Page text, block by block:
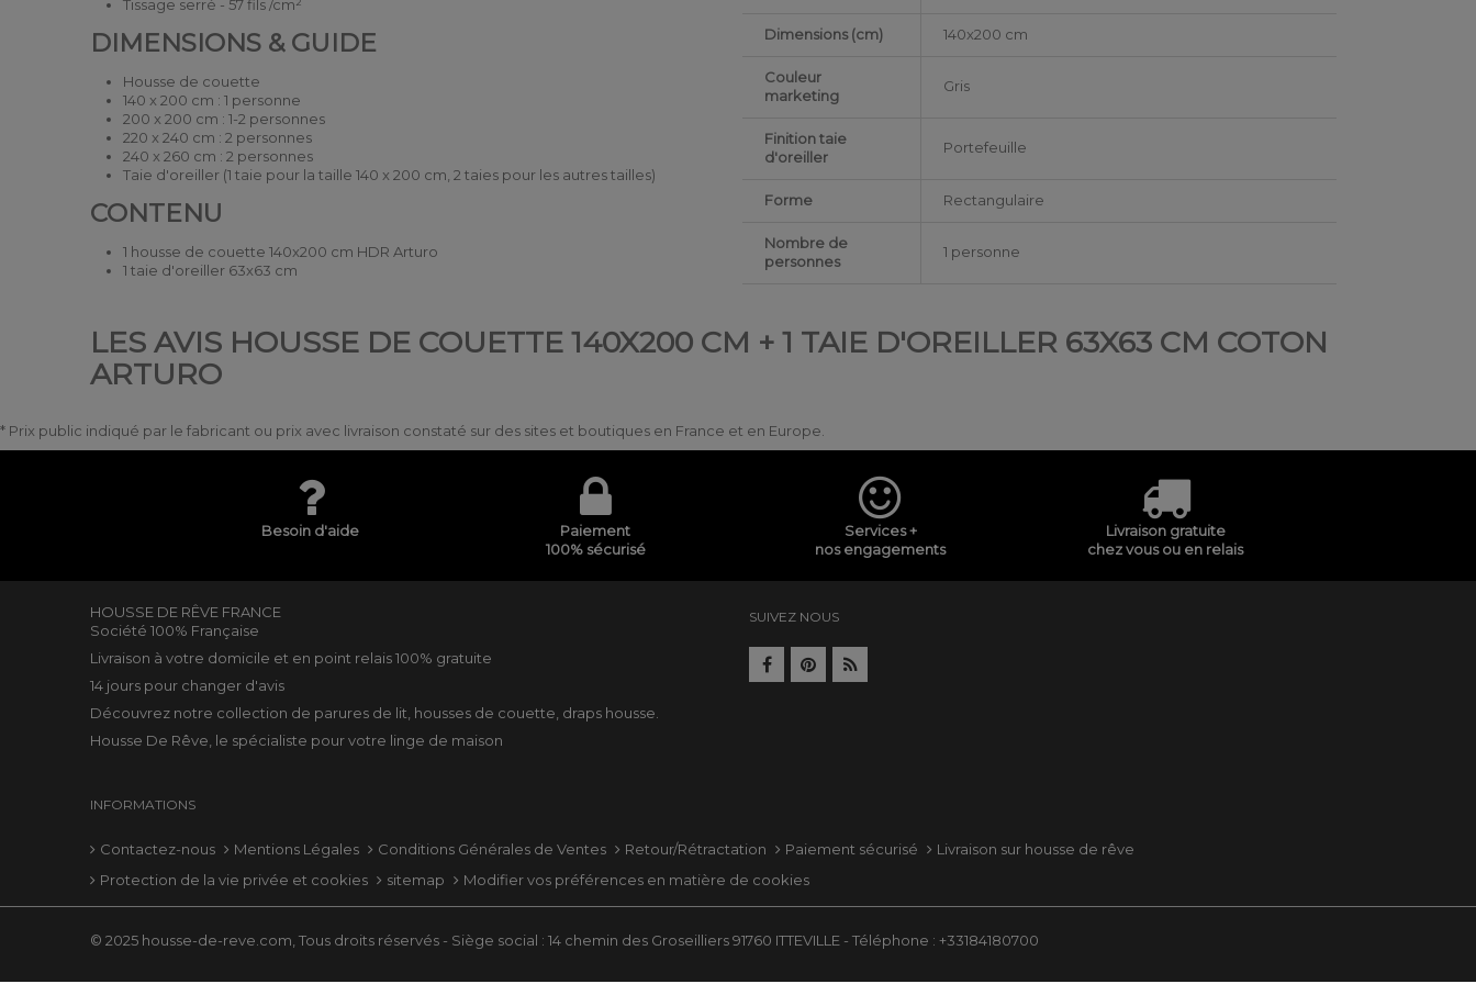
Tissage serré - 57 fils /cm²
DIMENSIONS & GUIDE
Housse de couette
140 x 200 cm : 1 personne
200 x 200 cm : 1-2 personnes
220 x 240 cm : 2 personnes
240 x 260 cm : 2 personnes
Taie d'oreiller (1 taie pour la taille 140 x 200 cm, 2 taies pour les autres tailles)
CONTENU
1 housse de couette 140x200 cm HDR Arturo
1 taie d'oreiller 63x63 cm
Dimensions (cm) 140x200 cm
Couleur
marketing
Gris
Finition taie
d'oreiller
Portefeuille
Forme Rectangulaire
Nombre de
personnes
1 personne
LES AVIS HOUSSE DE COUETTE 140X200 CM + 1 TAIE D'OREILLER 63X63 CM COTON
ARTURO
* Prix public indiqué par le fabricant ou prix avec livraison constaté sur des sites et boutiques en France et en Europe.
Besoin d'aide
Paiement
100% sécurisé
Services +
nos engagements
Livraison gratuite
chez vous ou en relais
HOUSSE DE RÊVE FRANCE
Société 100% Française
Livraison à votre domicile et en point relais 100% gratuite
14 jours pour changer d'avis
Découvrez notre collection de parures de lit housses de couette draps housse
Housse De Rêve, le spécialiste pour votre linge de maison
SUIVEZ NOUS
INFORMATIONS
Contactez-nous Mentions Légales Conditions Générales de Ventes Retour/Rétractation Paiement sécurisé
Livraison sur housse de rêve
Protection de la vie privée et cookies
sitemap Modifier vos préférences en matière de cookies
© 2025 housse-de-reve.com, Tous droits réservés - Siège social : 14 chemin des Groseilliers 91760 ITTEVILLE - Téléphone : +33184180700